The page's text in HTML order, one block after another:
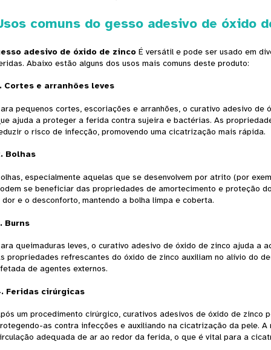
comuns do gesso adesivo de óxido
adesivo de óxido de zinco É versátil e pode ser usado em
Abaixo estão alguns dos usos mais comuns deste produto:
Cortes e arranhões leves
pequenos cortes, escoriações e arranhões, o curativo adesivo
ajuda a proteger a ferida contra sujeira e bactérias. As
o risco de infecção, promovendo uma cicatrização mais rápida.
Bolhas
especialmente aquelas que se desenvolvem por atrito (por
se beneficiar das propriedades de amortecimento e proteção
dor e o desconforto, mantendo a bolha limpa e coberta.
Burns
queimaduras leves, o curativo adesivo de óxido de zinco ajuda a
propriedades refrescantes do óxido de zinco auxiliam no alívio do
de agentes externos.
Feridas cirúrgicas
um procedimento cirúrgico, curativos adesivos de óxido de zinco
as contra infecções e auxiliando na cicatrização da pele.
adequada de ar ao redor da ferida, o que é vital para a